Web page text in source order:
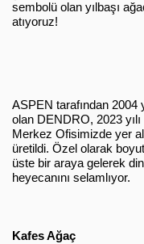
sembolü olan yılbaşı
atıyoruz!
ASPEN tarafından 2004
olan DENDRO, 2023
Merkez Ofisimizde yer
üretildi. Özel olarak
üste bir araya gelerek
heyecanını selamlıyor.
Kafes Ağaç